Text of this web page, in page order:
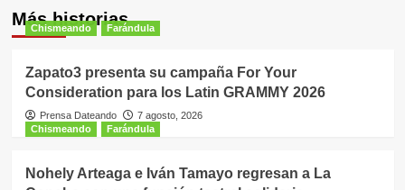
Más historias
Chismeando Farándula
Zapato3 presenta su campaña For Your
Consideration para los Latin GRAMMY 2026
Prensa Dateando
7 agosto, 2026
Chismeando
Farándula
Nohely Arteaga e Iván Tamayo regresan a La